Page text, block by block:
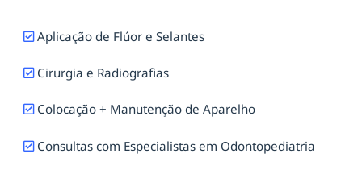
Aplicação de Flúor e Selantes
Cirurgia e Radiografias
Colocação + Manutenção de Aparelho
Consultas com Especialistas em Odontopediatria